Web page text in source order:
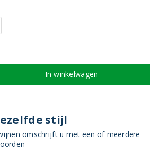
In winkelwagen
stijl
omschrijft u met een of meerdere